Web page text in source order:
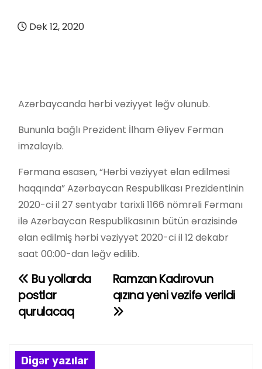
Dek 12, 2020
Azərbaycanda hərbi vəziyyət ləğv olunub.
Bununla bağlı Prezident İlham Əliyev Fərman
imzalayıb.
Fərmana əsasən, “Hərbi vəziyyət elan edilməsi
haqqında” Azərbaycan Respublikası Prezidentinin
2020-ci il 27 sentyabr tarixli 1166 nömrəli Fərmanı
ilə Azərbaycan Respublikasının bütün ərazisində
elan edilmiş hərbi vəziyyət 2020-ci il 12 dekabr
saat 00:00-dan ləğv edilib.
Y
a
ı
Ramzan Kadırovun
qızına yeni vəzifə verildi
Bu yollarda
postlar
qurulacaq
Digər yazılar